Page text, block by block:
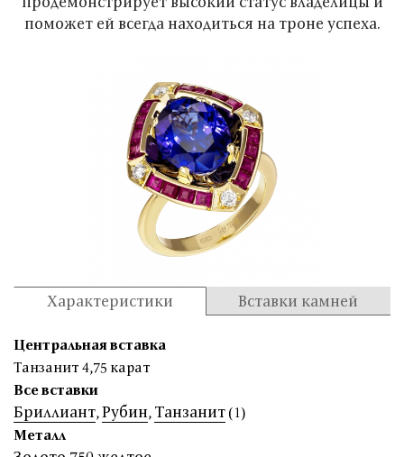
поможет ей всегда находиться на троне успеха.
Характеристики Вставки камней
Центральная вставка
Танзанит 4,75 карат
Все вставки
Бриллиант,Рубин, Танзанит (1)
Металл